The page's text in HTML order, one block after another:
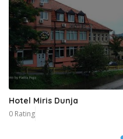
Hotel Miris Dunja
0 Rating